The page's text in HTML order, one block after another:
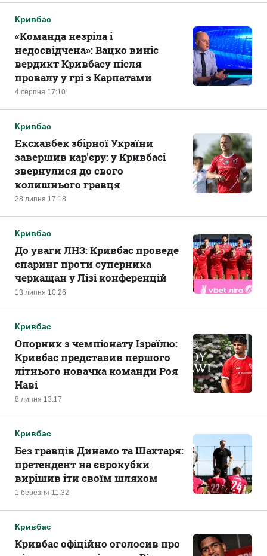
Кривбас
4 серпня 17:10
«Команда незріла і
недосвідчена»: Вацко виніс
вердикт Кривбасу після
провалу у грі з Карпатами
Кривбас
28 липня 17:18
Ексхавбек збірної України
завершив кар'єру: у Кривбасі
звернулися до свого
колишнього гравця
Кривбас
13 липня 10:26
До уваги ЛНЗ: Кривбас проведе
спаринг проти суперника
черкащан у Лізі конференцій
Кривбас
8 липня 13:17
Опорник з чемпіонату Ізраїлю:
Кривбас представив першого
літнього новачка команди Роя
Наві
Кривбас
1 березня 11:32
Без гравців Динамо та Шахтаря:
претендент на єврокубки
вирішив іти своїм шляхом
Кривбас
Кривбас офіційно оголосив про